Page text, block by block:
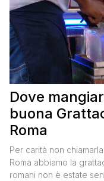
Dove
buona
Roma
Per carità non
Roma abbiamo la
romani non è estate